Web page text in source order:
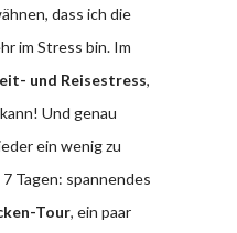
dass ich die
im Stress bin. Im
und Reisestress,
Und genau
ein wenig zu
Tagen: spannendes
Tour, ein paar